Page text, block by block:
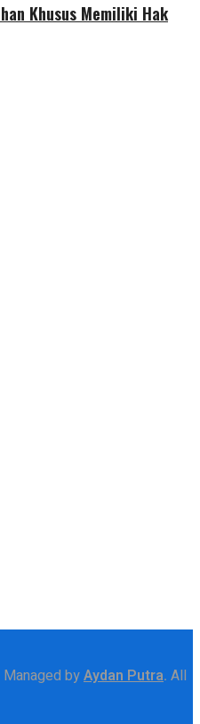
Khusus Memiliki Hak
Managed byAydan Putra. All